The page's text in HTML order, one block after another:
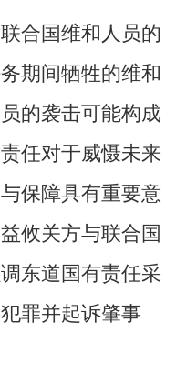
合国维和人员的
期间牺牲的维和
的袭击可能构成
任对于威慑未来
保障具有重要意
攸关方与联合国
东道国有责任采
罪并起诉肇事